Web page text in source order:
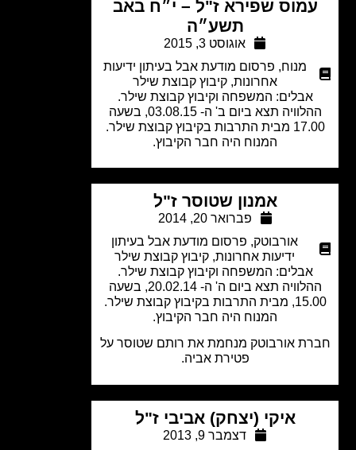
שפירא ז"ל – י״ח באב
תשע״ה
אוגוסט 3, 2015
מנוח,
פרסום מודעת אבל בעיתון ידיעות
אחרונות,קיבוץ קבוצת שילר
אבלים: המשפחה וקיבוץ קבוצת שילר.
ההלוויה תצא ביום ב' ה- 03.08.15, בשעה
המנוח היה חבר הקיבוץ.
אמנון שטוסר ז"ל
פברואר 20, 2014
אורבוטק,פרסום מודעת אבל בעיתון
ידיעות אחרונות,קיבוץ קבוצת שילר
אבלים: המשפחה וקיבוץ קבוצת שילר.
ההלוויה תצא ביום ה' ה- 20.02.14, בשעה
המנוח היה חבר הקיבוץ.
אורבוטק מנחמת את רותם שטוסר על
פטירת אביה.
איקי (יצחק) אביבי ז"ל
דצמבר 9, 2013